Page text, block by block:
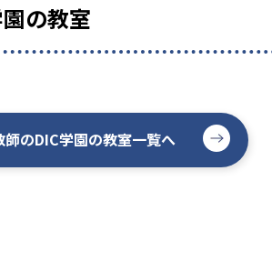
の教室
師のDIC学園の教室一覧へ